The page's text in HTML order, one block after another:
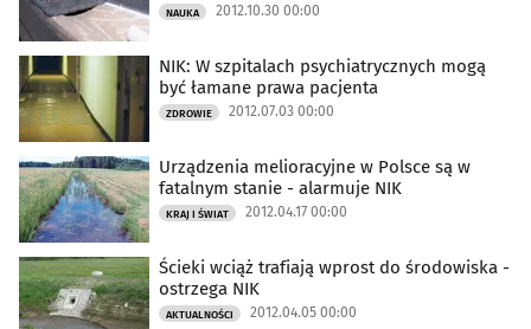
NAUKA 2012.10.30 00:00
NIK: W szpitalach psychiatrycznych mogą
być łamane prawa pacjenta
ZDROWIE 2012.07.03 00:00
Urządzenia melioracyjne w Polsce są w
fatalnym stanie - alarmuje NIK
KRAJ I ŚWIAT 2012.04.17 00:00
Ścieki wciąż trafiają wprost do środowiska -
ostrzega NIK
AKTUALNOŚCI 2012.04.05 00:00